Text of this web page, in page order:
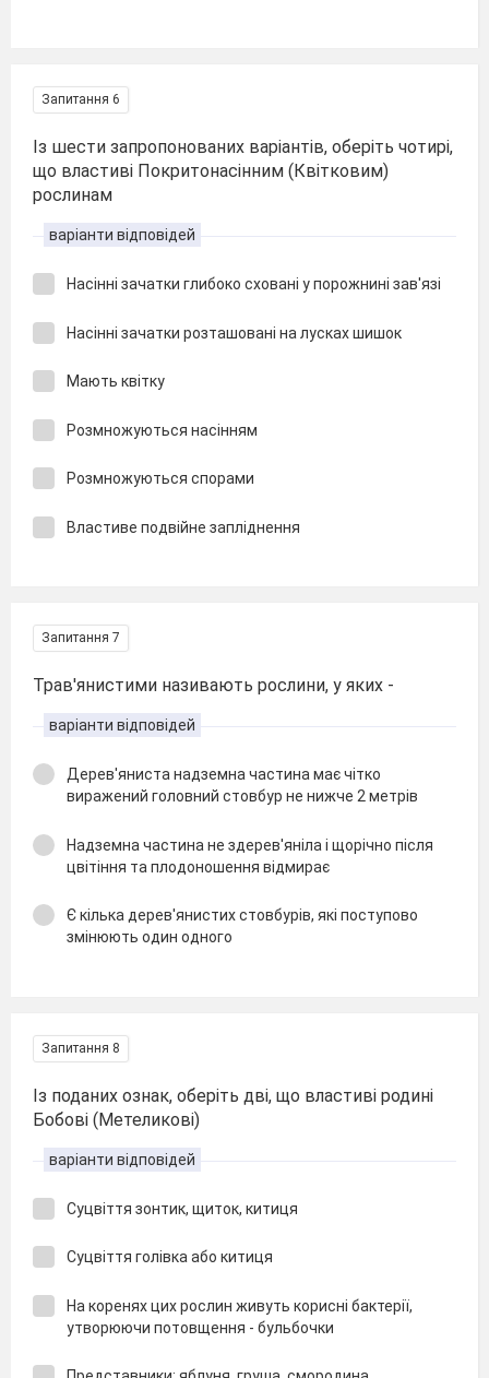
Запитання 6
Із шести запропонованих варіантів, оберіть чотирі,
що властиві Покритонасінним (Квітковим)
рослинам
варіанти відповідей
Насінні зачатки глибоко сховані у порожнині зав'язі
Насінні зачатки розташовані на лусках шишок
Мають квітку
Розмножуються насінням
Розмножуються спорами
Властиве подвійне запліднення
Запитання 7
Трав'янистими називають рослини, у яких -
варіанти відповідей
Дерев'яниста надземна частина має чітко
виражений головний стовбур не нижче 2 метрів
Надземна частина не здерев'яніла і щорічно після
цвітіння та плодоношення відмирає
Є кілька дерев'янистих стовбурів, які поступово
змінюють один одного
Запитання 8
Із поданих ознак, оберіть дві, що властиві родині
Бобові (Метеликові)
варіанти відповідей
Суцвіття зонтик, щиток, китиця
Суцвіття голівка або китиця
На коренях цих рослин живуть корисні бактерії,
утворюючи потовщення - бульбочки